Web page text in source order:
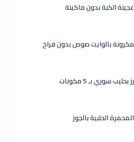
الكبة بدون ماكينة
بالوايت صوص بدون فراخ
سوري بـ 5 مكونات
الحلبية بالجوز